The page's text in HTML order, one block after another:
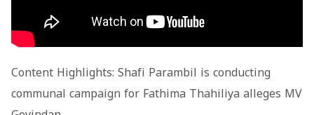
Content Highlights: Shafi Parambil is conducting
communal campaign for Fathima Thahiliya alleges MV